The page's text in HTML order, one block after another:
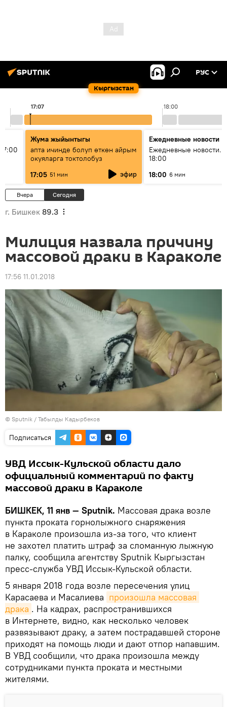
Кыргызстан
РУС
18:00
17:07
Жума жыйынтыгы
апта ичинде болуп өткөн айрым
окуяларга токтолобуз
17:05 51 мин эфир
Ежедневные новости
Ежедневные новости.
18:00
18:00 6 мин
Вчера Сегодня
г. Бишкек 89.3
Милиция назвала причину
массовой драки в Караколе
17:56 11.01.2018
© Sputnik / Табылды Кадырбеков
Подписаться
УВД Иссык-Кульской области дало
официальный комментарий по факту
массовой драки в Караколе
БИШКЕК, 11 янв — Sputnik. Массовая драка возле
пункта проката горнолыжного снаряжения
в Караколе произошла из-за того, что клиент
не захотел платить штраф за сломанную лыжную
палку, сообщила агентству Sputnik Кыргызстан
пресс-служба УВД Иссык-Кульской области.
5 января 2018 года возле пересечения улиц
Карасаева и Масалиева произошла массовая
драка . На кадрах, распространившихся
в Интернете, видно, как несколько человек
развязывают драку, а затем пострадавшей стороне
приходят на помощь люди и дают отпор напавшим.
В УВД сообщили, что драка произошла между
сотрудниками пункта проката и местными
жителями.